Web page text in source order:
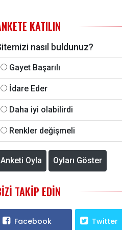
KATILIN
nasıl buldunuz?
Gayet Başarılı
İdare Eder
Daha iyi olabilirdi
Renkler değişmeli
Anketi Oyla Oyları Göster
TAKIP EDIN
Facebook Twitter